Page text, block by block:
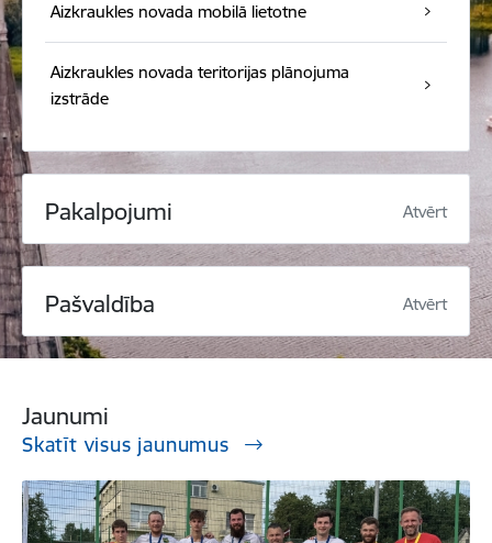
Aizkraukles novada mobilā lietotne
Aizkraukles novada teritorijas plānojuma
izstrāde
Pakalpojumi Atvērt
Pašvaldība Atvērt
Jaunumi
Skatīt visus jaunumus